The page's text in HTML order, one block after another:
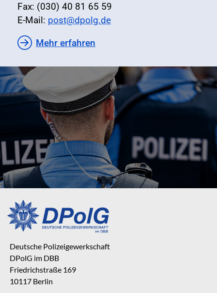
Fax: (030) 40 81 65 59
E-Mail: post@dpolg.de
Mehr erfahren
Deutsche Polizeigewerkschaft
DPolG im DBB
Friedrichstraße 169
10117 Berlin